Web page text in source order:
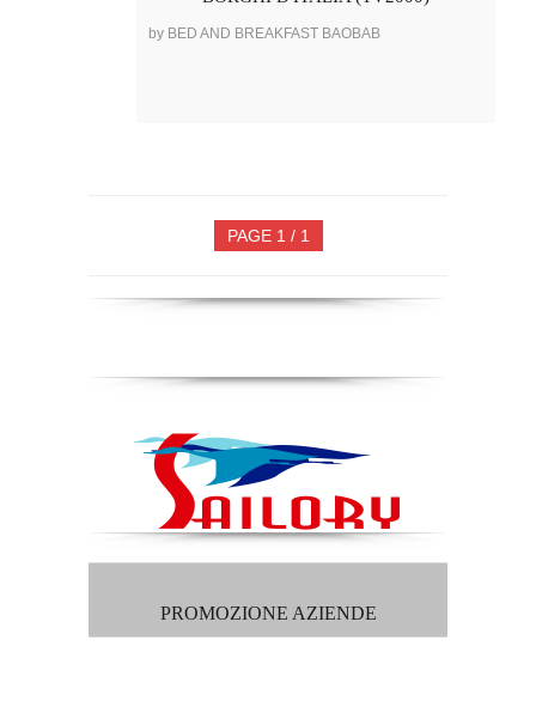
by BED AND BREAKFAST BAOBAB
PAGE 1 / 1
PROMOZIONE AZIENDE